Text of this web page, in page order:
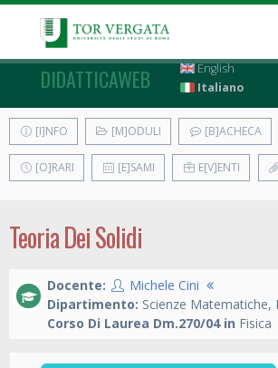
DIDATTICAWEB
English
Italiano
[I]NFO [M]ODULI [B]ACHECA
[O]RARI [E]SAMI E[V]ENTI
Teoria Dei Solidi
Docente:
Michele Cini
Dipartimento: Scienze Matematiche,
Corso Di Laurea Dm.270/04 in Fisica